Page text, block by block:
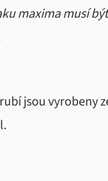
maxima musí
jsou vyrobeny